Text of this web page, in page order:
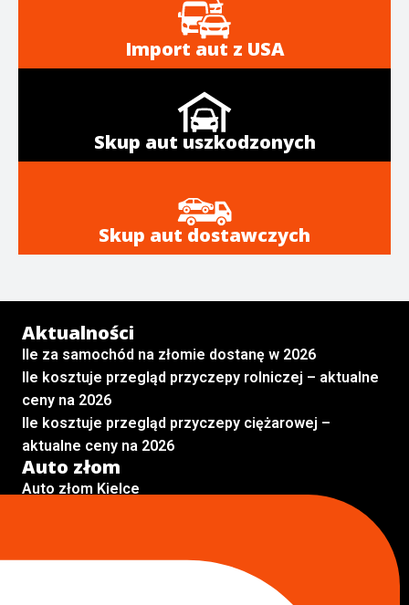
Import aut z USA
Skup aut uszkodzonych
Skup aut dostawczych
Aktualności
Ile za samochód na złomie dostanę w 2026
Ile kosztuje przegląd przyczepy rolniczej – aktualne
ceny na 2026
Ile kosztuje przegląd przyczepy ciężarowej –
aktualne ceny na 2026
Auto złom
Auto złom Kielce
Auto złom Kraków